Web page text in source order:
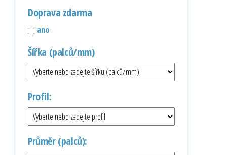
Doprava zdarma
ano
Šířka (palců/mm)
Profil:
Průměr (palců):